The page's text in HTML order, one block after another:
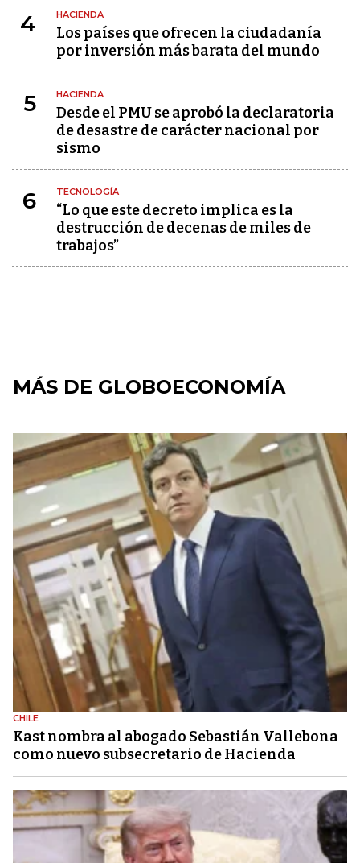
4 HACIENDA
Los países que ofrecen la ciudadanía
por inversión más barata del mundo
5 HACIENDA
Desde el PMU se aprobó la declaratoria
de desastre de carácter nacional por
sismo
6 TECNOLOGÍA
“Lo que este decreto implica es la
destrucción de decenas de miles de
trabajos”
MÁS DE GLOBOECONOMÍA
CHILE
Kast nombra al abogado Sebastián Vallebona
como nuevo subsecretario de Hacienda